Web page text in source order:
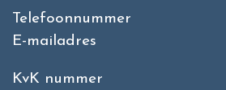
Telefoonnummer
E-mailadres
KvK nummer